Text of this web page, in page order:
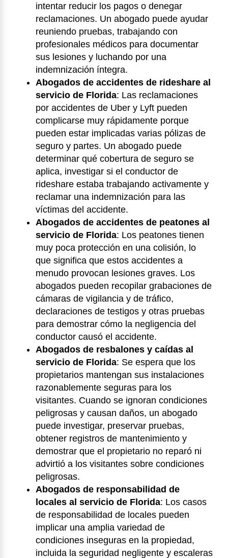
intentar reducir los pagos o denegar
reclamaciones. Un abogado puede ayudar
reuniendo pruebas, trabajando con
profesionales médicos para documentar
sus lesiones y luchando por una
indemnización íntegra.
Abogados de accidentes de rideshare al
servicio de Florida: Las reclamaciones
por accidentes de Uber y Lyft pueden
complicarse muy rápidamente porque
pueden estar implicadas varias pólizas de
seguro y partes. Un abogado puede
determinar qué cobertura de seguro se
aplica, investigar si el conductor de
rideshare estaba trabajando activamente y
reclamar una indemnización para las
víctimas del accidente.
Abogados de accidentes de peatones al
servicio de Florida: Los peatones tienen
muy poca protección en una colisión, lo
que significa que estos accidentes a
menudo provocan lesiones graves. Los
abogados pueden recopilar grabaciones de
cámaras de vigilancia y de tráfico,
declaraciones de testigos y otras pruebas
para demostrar cómo la negligencia del
conductor causó el accidente.
Abogados de resbalones y caídas al
servicio de Florida: Se espera que los
propietarios mantengan sus instalaciones
razonablemente seguras para los
visitantes. Cuando se ignoran condiciones
peligrosas y causan daños, un abogado
puede investigar, preservar pruebas,
obtener registros de mantenimiento y
demostrar que el propietario no reparó ni
advirtió a los visitantes sobre condiciones
peligrosas.
Abogados de responsabilidad de
locales al servicio de Florida: Los casos
de responsabilidad de locales pueden
implicar una amplia variedad de
condiciones inseguras en la propiedad,
incluida la seguridad negligente y escaleras